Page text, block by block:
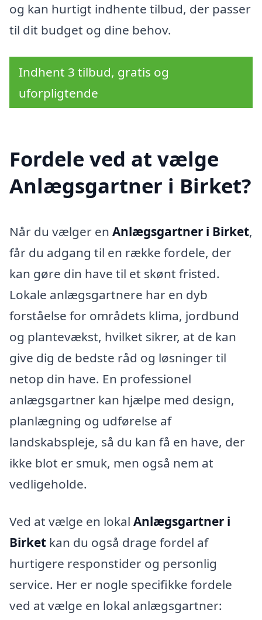
og kan hurtigt indhente tilbud, der passer
til dit budget og dine behov.
Indhent 3 tilbud, gratis og
uforpligtende
Fordele ved at vælge
Anlægsgartner i Birket?
Når du vælger en Anlægsgartner i Birket,
får du adgang til en række fordele, der
kan gøre din have til et skønt fristed.
Lokale anlægsgartnere har en dyb
forståelse for områdets klima, jordbund
og plantevækst, hvilket sikrer, at de kan
give dig de bedste råd og løsninger til
netop din have. En professionel
anlægsgartner kan hjælpe med design,
planlægning og udførelse af
landskabspleje, så du kan få en have, der
ikke blot er smuk, men også nem at
vedligeholde.
Ved at vælge en lokal Anlægsgartner i
Birket kan du også drage fordel af
hurtigere responstider og personlig
service. Her er nogle specifikke fordele
ved at vælge en lokal anlægsgartner: